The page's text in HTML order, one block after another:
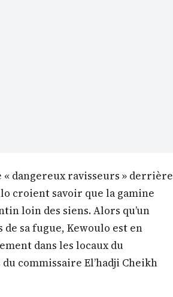
« dangereux ravisseurs » derrière
croient savoir que la gamine
loin des siens. Alors qu’un
sa fugue, Kewoulo est en
dans les locaux du
commissaire El’hadji Cheikh